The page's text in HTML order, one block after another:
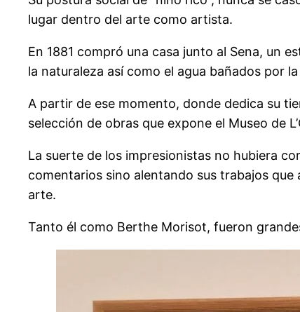
lugar dentro del arte como artista.
En 1881 compró una casa junto al Sena, un
la naturaleza así como el agua bañados por
A partir de ese momento, donde dedica su
selección de obras que expone el Museo de
La suerte de los impresionistas no hubiera
comentarios sino alentando sus trabajos
arte.
Tanto él como Berthe Morisot, fueron